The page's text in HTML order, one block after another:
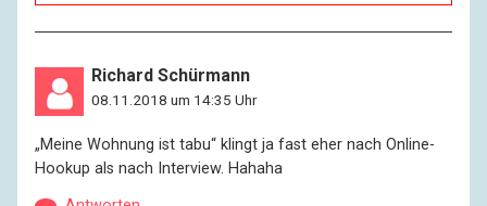
Richard Schürmann
08.11.2018 um 14:35 Uhr
„Meine Wohnung ist tabu“ klingt ja fast eher nach Online-
Hookup als nach Interview. Hahaha